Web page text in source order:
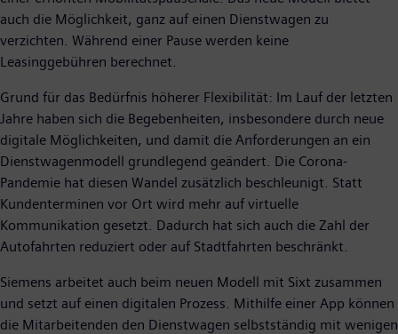
auch die Möglichkeit, ganz auf einen Dienstwagen zu
verzichten. Während einer Pause werden keine
Leasinggebühren berechnet.
Grund für das Bedürfnis höherer Flexibilität: Im Lauf der letzten
Jahre haben sich die Begebenheiten, insbesondere durch neue
digitale Möglichkeiten, und damit die Anforderungen an ein
Dienstwagenmodell grundlegend geändert. Die Corona-
Pandemie hat diesen Wandel zusätzlich beschleunigt. Statt
Kundenterminen vor Ort wird mehr auf virtuelle
Kommunikation gesetzt. Dadurch hat sich auch die Zahl der
Autofahrten reduziert oder auf Stadtfahrten beschränkt.
Siemens arbeitet auch beim neuen Modell mit Sixt zusammen
und setzt auf einen digitalen Prozess. Mithilfe einer App können
die Mitarbeitenden den Dienstwagen selbstständig mit wenigen